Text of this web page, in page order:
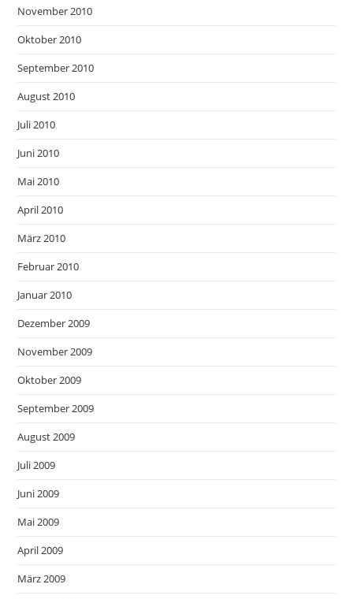
November 2010
Oktober 2010
September 2010
August 2010
Juli 2010
Juni 2010
Mai 2010
April 2010
März 2010
Februar 2010
Januar 2010
Dezember 2009
November 2009
Oktober 2009
September 2009
August 2009
Juli 2009
Juni 2009
Mai 2009
April 2009
März 2009